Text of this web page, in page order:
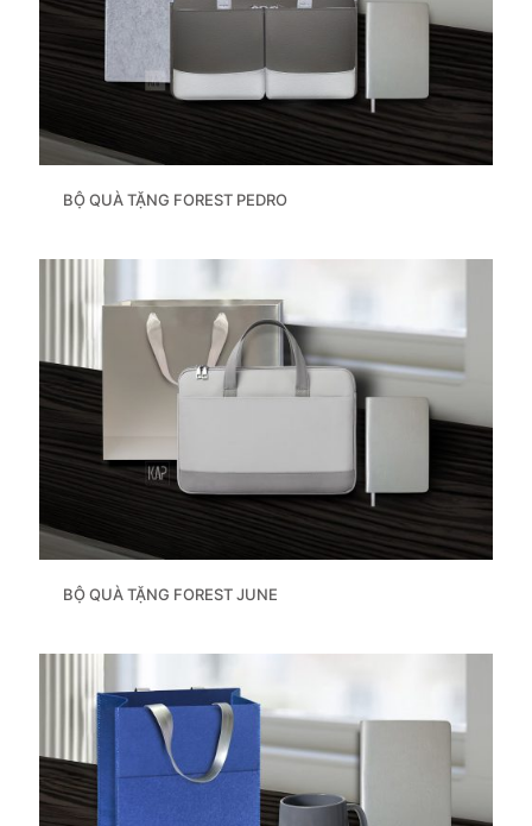
BỘ QUÀ TẶNG FOREST PEDRO
BỘ QUÀ TẶNG FOREST JUNE